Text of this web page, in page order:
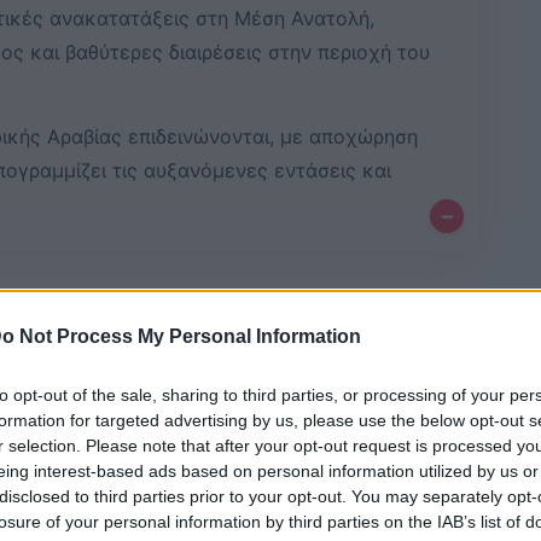
Not Process My Personal Information
opt-out of the sale, sharing to third parties, or processing of your
for targeted advertising by us, please use the below opt-out
selection. Please note that after your opt-out request is processed
interest-based ads based on personal information utilized by us
to third parties prior to your opt-out. You may separately
of your personal information by third parties on the IAB’s list of
ανακατατάξεις στη Μέση Ανατολή,
και βαθύτερες διαιρέσεις στην περιοχή του
Αραβίας επιδεινώνονται, με αποχώρηση
τις αυξανόμενες εντάσεις και
–
Εμιράτα στον πόλεμο με το Ιράν
με δημοσίευμα τηςThe
με τον κύκλο τουΝτόναλντ
να αναλάβουν πιο ενεργό ρόλο στη